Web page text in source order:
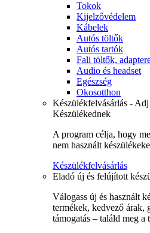
Tokok
Kijelzővédelem
Kábelek
Autós töltők
Autós tartók
Fali töltők,
Audio és headset
Egészség
Okosotthon
Készülékfelvásárlás -
Készülékednek
A program célja, hogy
nem használt
Készülékfelvásárlás
Eladó új és felújított
Válogass új és használt
termékek, kedvező árak,
támogatás – találd meg a